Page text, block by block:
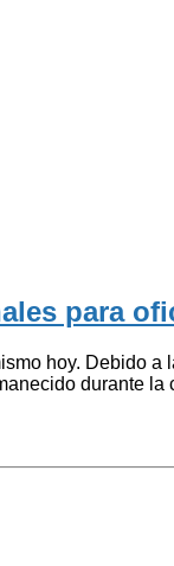
para
hoy. Debido a
durante